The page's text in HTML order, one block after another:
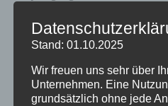
dann im Anschluss an die
Übermittagsbetreuung
Stand: 01.10.2025
Wir freuen uns sehr über
Unternehmen. Eine
grundsätzlich ohne jede